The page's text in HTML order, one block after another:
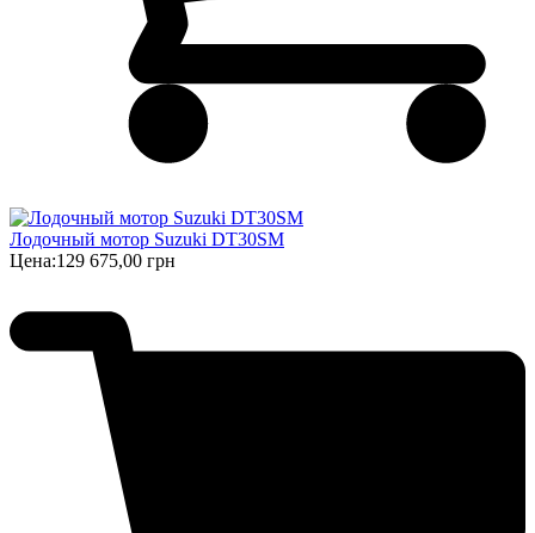
Лодочный мотор Suzuki DT30SM
Цена:129 675,00 грн